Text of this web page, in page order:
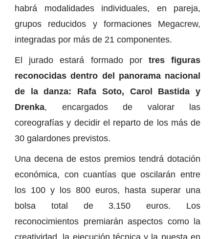
habrá modalidades individuales, en pareja,
grupos reducidos y formaciones Megacrew,
integradas por más de 21 componentes.
El jurado estará formado por tres figuras
reconocidas dentro del panorama nacional
de la danza: Rafa Soto, Carol Bastida y
Drenka, encargados de valorar las
coreografías y decidir el reparto de los más de
30 galardones previstos.
Una decena de estos premios tendrá dotación
económica, con cuantías que oscilarán entre
los 100 y los 800 euros, hasta superar una
bolsa total de 3.150 euros. Los
reconocimientos premiarán aspectos como la
creatividad, la ejecución técnica y la puesta en